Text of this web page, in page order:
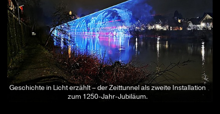
Geschichte in Licht erzählt – der Zeittunnel als zweite Installation
zum 1250-Jahr-Jubiläum.